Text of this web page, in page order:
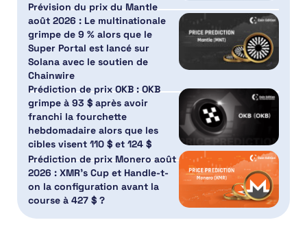
Prévision du prix du Mantle
août 2026 : Le multinationale
grimpe de 9 % alors que le
Super Portal est lancé sur
Solana avec le soutien de
Chainwire
Prédiction de prix OKB : OKB
grimpe à 93 $ après avoir
franchi la fourchette
hebdomadaire alors que les
cibles visent 110 $ et 124 $
Prédiction de prix Monero août
2026 : XMR’s Cup et Handle-t-
on la configuration avant la
course à 427 $ ?